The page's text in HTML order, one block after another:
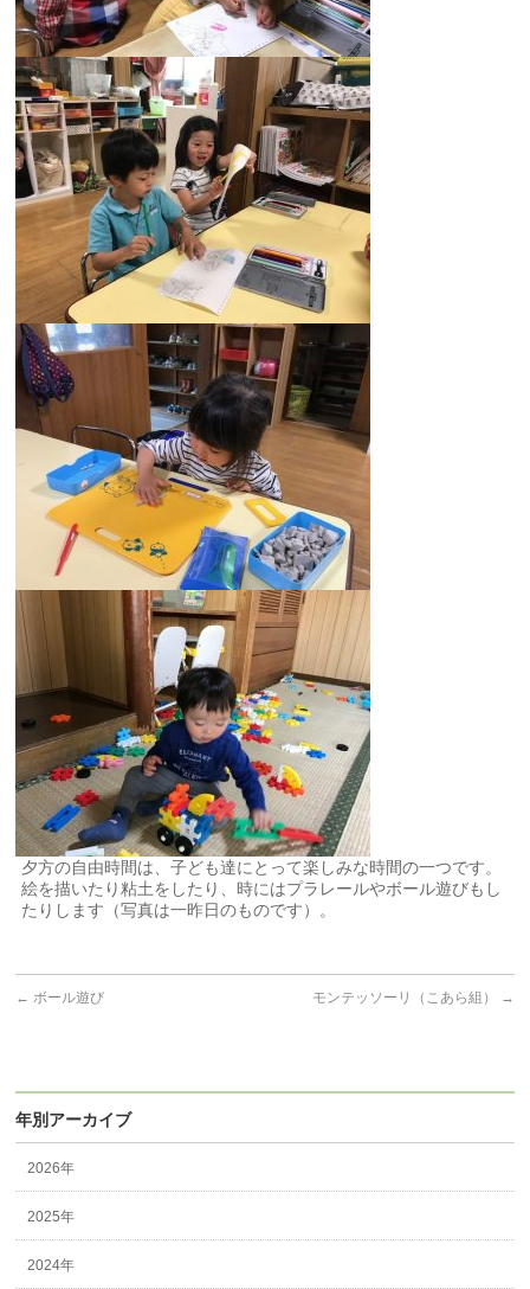
夕方の自由時間は、子ども達にとって楽しみな時間の一つです。
絵を描いたり粘土をしたり、時にはプラレールやボール遊びもし
たりします（写真は一昨日のものです）。
← ボール遊び モンテッソーリ（こあら組） →
年別アーカイブ
2026年
2025年
2024年